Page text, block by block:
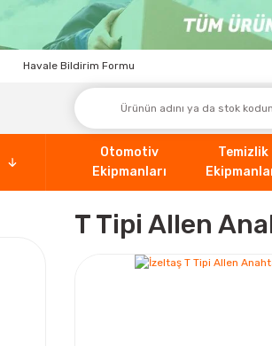
Havale Bildirim Formu
Otomotiv
Ekipmanları
Temizlik
T Tipi Allen